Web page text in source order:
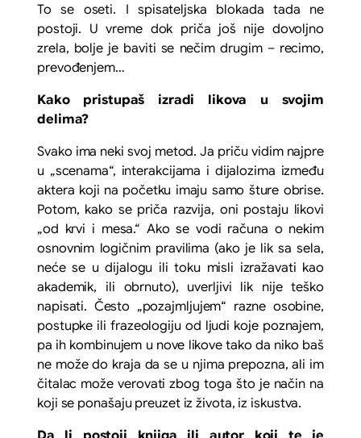
To se oseti. I spisateljska blokada tada ne
postoji. U vreme dok priča još nije dovoljno
zrela, bolje je baviti se nečim drugim – recimo,
prevođenjem…
Kako pristupaš izradi likova u svojim
delima?
Svako ima neki svoj metod. Ja priču vidim najpre
u „scenama“, interakcijama i dijalozima između
aktera koji na početku imaju samo šture obrise.
Potom, kako se priča razvija, oni postaju likovi
„od krvi i mesa.“ Ako se vodi računa o nekim
osnovnim logičnim pravilima (ako je lik sa sela,
neće se u dijalogu ili toku misli izražavati kao
akademik, ili obrnuto), uverljivi lik nije teško
napisati. Često „pozajmljujem“ razne osobine,
postupke ili frazeologiju od ljudi koje poznajem,
pa ih kombinujem u nove likove tako da niko baš
ne može do kraja da se u njima prepozna, ali im
čitalac može verovati zbog toga što je način na
koji se ponašaju preuzet iz života, iz iskustva.